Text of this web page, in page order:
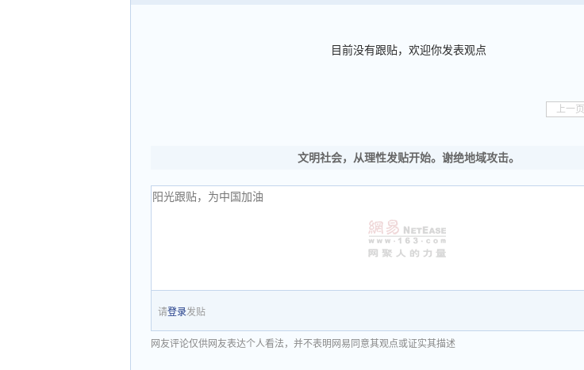
目前没有跟贴，欢迎你发表观点
上一页
文明社会，从理性发贴开始。谢绝地域攻击。
请登录发贴
网友评论仅供网友表达个人看法，并不表明网易同意其观点或证实其描述